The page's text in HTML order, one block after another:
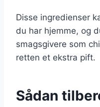
Disse ingredienser
du har hjemme, og
smagsgivere som
retten et ekstra pift.
Sådan